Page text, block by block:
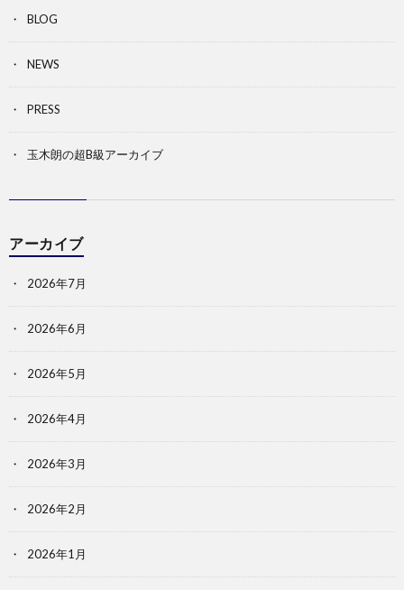
BLOG
NEWS
PRESS
玉木朗の超B級アーカイブ
アーカイブ
2026年7月
2026年6月
2026年5月
2026年4月
2026年3月
2026年2月
2026年1月